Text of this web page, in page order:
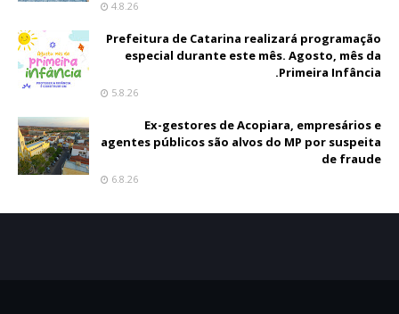
4.8.26
Prefeitura de Catarina realizará programação
especial durante este mês. Agosto, mês da
Primeira Infância.
5.8.26
Ex-gestores de Acopiara, empresários e
agentes públicos são alvos do MP por suspeita
de fraude
6.8.26